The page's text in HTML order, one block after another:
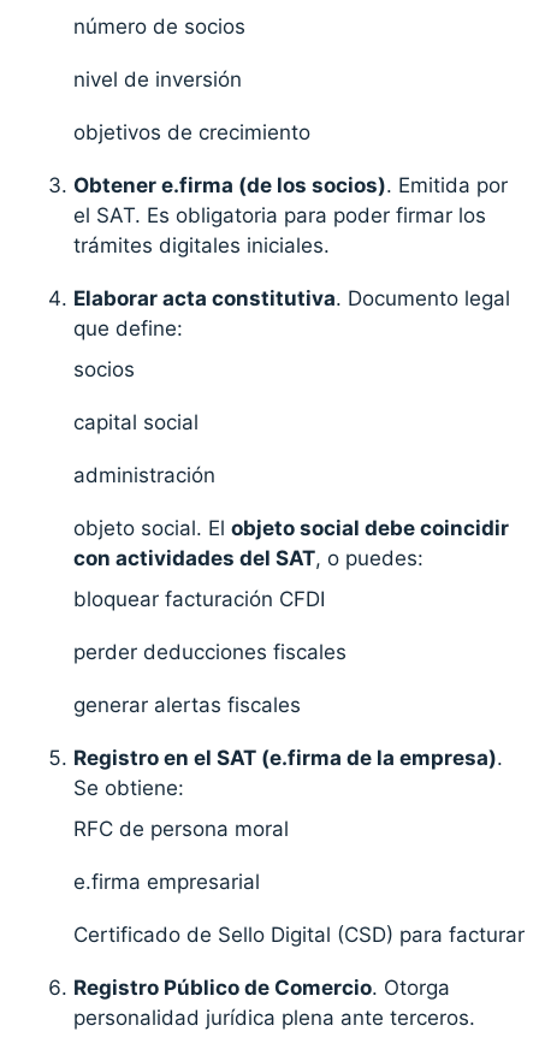
número de socios
nivel de inversión
objetivos de crecimiento
Obtener e.firma (de los socios). Emitida por
el SAT. Es obligatoria para poder firmar los
trámites digitales iniciales.
Elaborar acta constitutiva. Documento legal
que define:
socios
capital social
administración
objeto social. Elobjeto social debe coincidir
con actividades del SAT, o puedes:
bloquear facturación CFDI
perder deducciones fiscales
generar alertas fiscales
Registro en el SAT (e.firma de la empresa).
Se obtiene:
RFC de persona moral
e.firma empresarial
Certificado de Sello Digital (CSD) para facturar
Registro Público de Comercio. Otorga
personalidad jurídica plena ante terceros.